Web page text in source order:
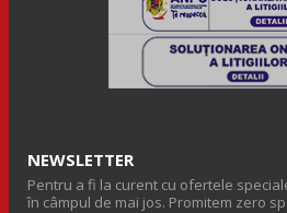
NEWSLETTER
Pentru a fi la curent cu ofertele
în câmpul de mai jos. Promitem zero